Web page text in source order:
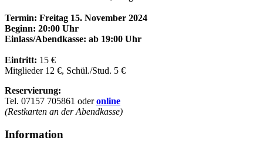
Termin: Freitag 15. November 2024
Beginn: 20:00 Uhr
Einlass/Abendkasse: ab 19:00 Uhr
Eintritt: 15 €
Mitglieder 12 €, Schül./Stud. 5 €
Reservierung:
Tel. 07157 705861 oderonline
(Restkarten an der Abendkasse)
Information